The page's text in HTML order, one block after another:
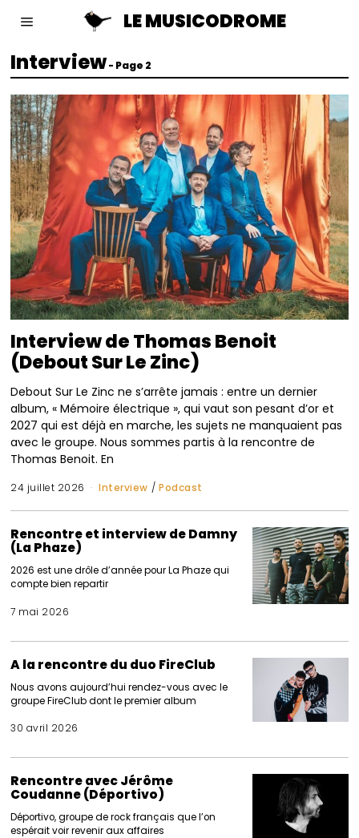
LE MUSICODROME
Interview- Page 2
Interview de Thomas Benoit
(Debout Sur Le Zinc)
Debout Sur Le Zinc ne s’arrête jamais : entre un dernier
album, « Mémoire électrique », qui vaut son pesant d’or et
2027 qui est déjà en marche, les sujets ne manquaient pas
avec le groupe. Nous sommes partis à la rencontre de
Thomas Benoit. En
24 juillet 2026 Interview / Podcast
Rencontre et interview de Damny
(La Phaze)
2026 est une drôle d’année pour La Phaze qui
compte bien repartir
7 mai 2026
A la rencontre du duo FireClub
Nous avons aujourd’hui rendez-vous avec le
groupe FireClub dont le premier album
30 avril 2026
Rencontre avec Jérôme
Coudanne (Déportivo)
Déportivo, groupe de rock français que l’on
espérait voir revenir aux affaires